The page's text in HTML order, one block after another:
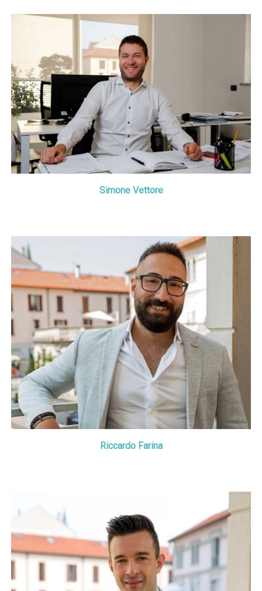
Simone Vettore
Riccardo Farina